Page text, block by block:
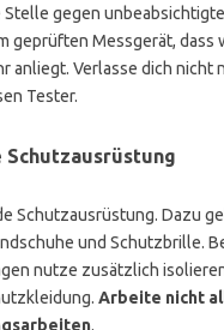
Stelle gegen
geprüften Messgerät, dass
anliegt. Verlasse dich nicht
Tester.
Schutzausrüstung
Schutzausrüstung. Dazu
und Schutzbrille.
nutze zusätzlich
Arbeite nicht
.